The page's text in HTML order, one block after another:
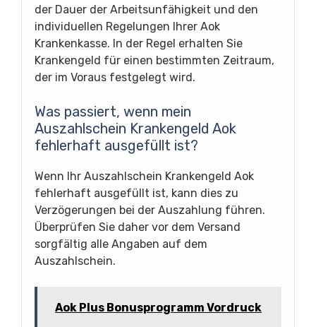
der Dauer der Arbeitsunfähigkeit und den
individuellen Regelungen Ihrer Aok
Krankenkasse. In der Regel erhalten Sie
Krankengeld für einen bestimmten Zeitraum,
der im Voraus festgelegt wird.
Was passiert, wenn mein
Auszahlschein Krankengeld Aok
fehlerhaft ausgefüllt ist?
Wenn Ihr Auszahlschein Krankengeld Aok
fehlerhaft ausgefüllt ist, kann dies zu
Verzögerungen bei der Auszahlung führen.
Überprüfen Sie daher vor dem Versand
sorgfältig alle Angaben auf dem
Auszahlschein.
Aok Plus Bonusprogramm Vordruck